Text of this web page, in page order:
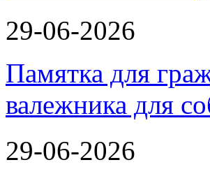
29-06-2026
Памятка для
валежника для
29-06-2026